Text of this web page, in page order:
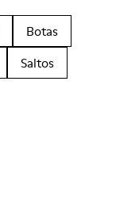
Botas
Saltos